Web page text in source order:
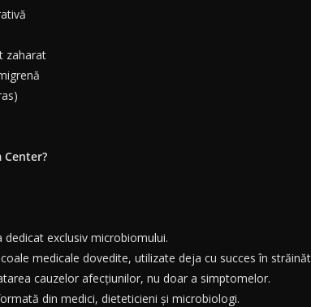
zaharat
Center?
exclusiv microbiomului.
medicale dovedite, utilizate deja cu succes în
cauzelor afecțiunilor, nu doar a simptomelor.
din medici, dieteticieni și microbiologi.